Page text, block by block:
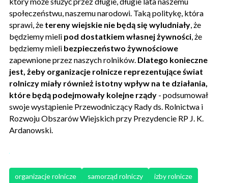
społeczeństwu, naszemu narodowi. Taką politykę, która
sprawi, że tereny wiejskie nie będą się wyludniały, że
będziemy mieli pod dostatkiem własnej żywności, że
będziemy mieli bezpieczeństwo żywnościowe
zapewnione przez naszych rolników. Dlatego konieczne
jest, żeby organizacje rolnicze reprezentujące świat
rolniczy miały również istotny wpływ na te działania,
które będą podejmowały kolejne rządy - podsumował
swoje wystąpienie Przewodniczący Rady ds. Rolnictwa i
Rozwoju Obszarów Wiejskich przy Prezydencie RP J. K.
Ardanowski.
organizacje rolnicze samorząd rolniczy izby rolnicze